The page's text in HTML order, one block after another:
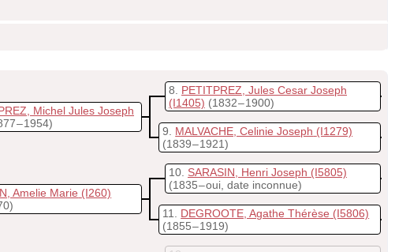
Michel Jules Joseph
– 1954)
8
PETITPREZ, Jules Cesar Joseph
(I1405) (1832 – 1900)
9 MALVACHE, Celinie Joseph (I1279)
(1839 – 1921)
Amelie Marie (I260)
10 SARASIN, Henri Joseph (I5805)
(1835 – oui, date inconnue)
11 DEGROOTE, Agathe Thérèse (I5806)
(1855 – 1919)